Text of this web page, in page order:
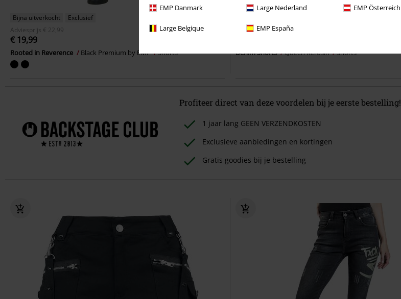
EMP Danmark Large Nederland EMP Österreich
Large Belgique EMP España
Bijna uitverkocht
Exclusief
Adviesprijs
€ 22,99
€ 19,99
Rooted in Reverence Black Premium by EMP Shorts Denim Shorts Queen Kerosin Shorts
Profiteer direct van deze voordelen bij je eerste bestelling!
1 jaar lang GEEN VERZENDKOSTEN
Exclusieve aanbiedingen en kortingen
Gratis goodies bij je bestelling